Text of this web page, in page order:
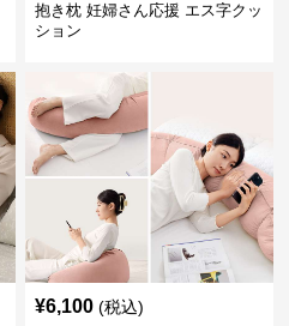
抱き枕 妊婦さん応援 エス字クッ
ション
¥6,100 (税込)